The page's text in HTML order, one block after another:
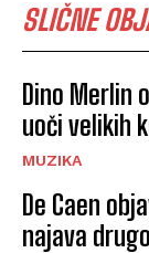
SLIČNE
Dino Merlin
uoči velikih
MUZIKA
De Caen
najava